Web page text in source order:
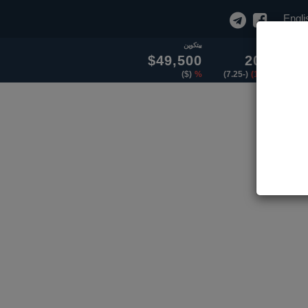
20.50
(-7.25)
بيتكوين
$49,500
%
($)